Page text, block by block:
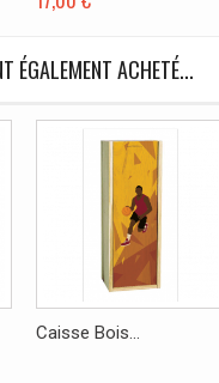
ÉGALEMENT ACHETÉ...
Caisse Bois...